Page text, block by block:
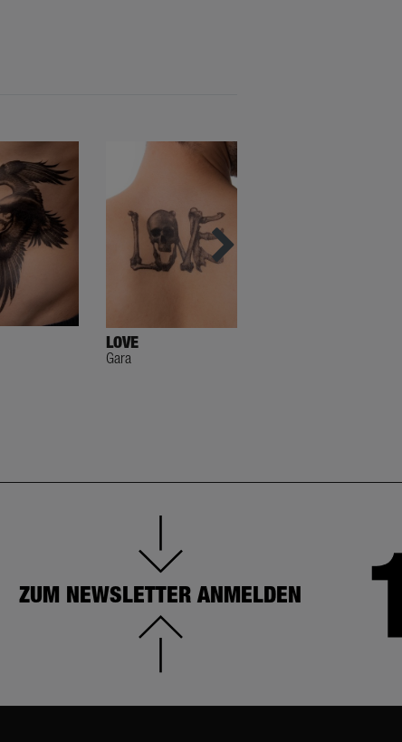
LOVE
Gara
ZUM NEWSLETTER ANMELDEN